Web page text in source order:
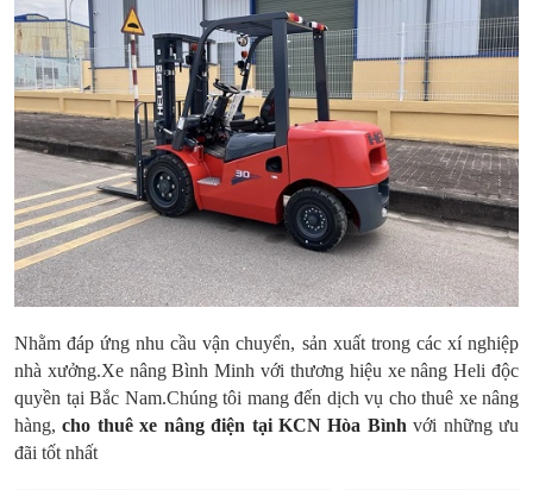
Nhằm đáp ứng nhu cầu vận chuyển, sản xuất trong các xí nghiệp
nhà xưởng.Xe nâng Bình Minh với thương hiệu xe nâng Heli độc
quyền tại Bắc Nam.Chúng tôi mang đến dịch vụ cho thuê xe nâng
hàng,cho thuê xe nâng điện tại KCN Hòa Bìnhvới những ưu
đãi tốt nhất